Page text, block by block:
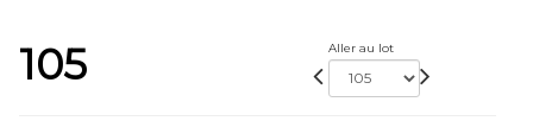
105 Aller au lot